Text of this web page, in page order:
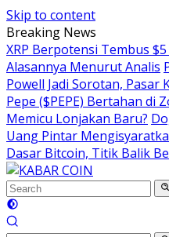
Skip to content
Breaking News
XRP Berpotensi Tembus
Alasannya Menurut Analis
Powell Jadi Sorotan, Pasar
Pepe ($PEPE) Bertahan di
Memicu Lonjakan Baru?
Uang Pintar
Dasar Bitcoin, Titik Balik